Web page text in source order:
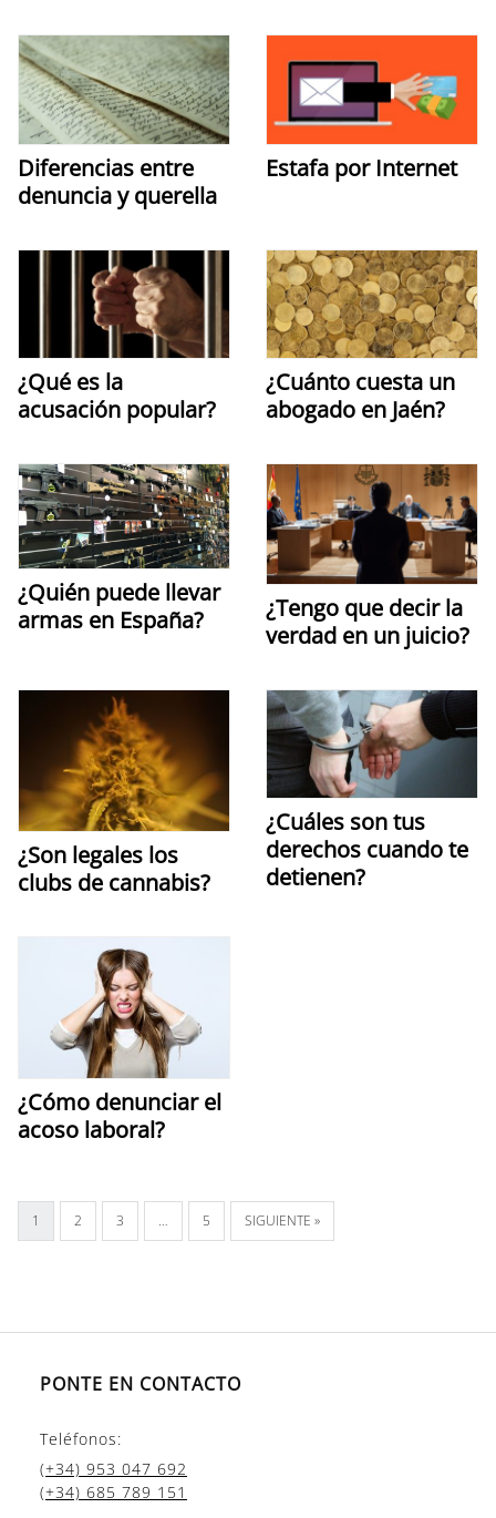
Diferencias entre
denuncia y querella
Estafa por Internet
¿Qué es la
acusación popular?
¿Cuánto cuesta un
abogado en Jaén?
¿Quién puede llevar
armas en España?
¿Tengo que decir la
verdad en un juicio?
¿Son legales los
clubs de cannabis?
¿Cuáles son tus
derechos cuando te
detienen?
¿Cómo denunciar el
acoso laboral?
1 2 3 … 5 SIGUIENTE »
PONTE EN CONTACTO
Teléfonos:
(+34) 953 047 692
(+34) 685 789 151